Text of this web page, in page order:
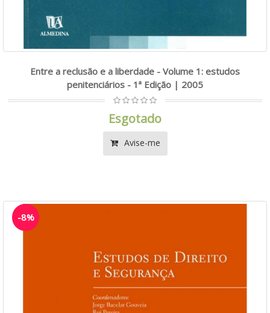
Entre a reclusão e a liberdade - Volume 1: estudos
penitenciários - 1ª Edição | 2005
Esgotado
Avise-me
-8%